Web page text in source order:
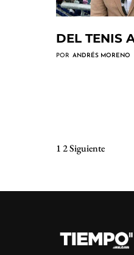
DEL TENIS
POR ANDRÉS MORENO
12Siguiente